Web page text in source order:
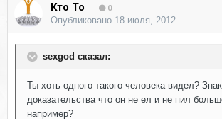
Кто То 0
Опубликовано 18 июля, 2012
sexgod сказал:
Ты хоть одного такого человека видел?
доказательства что он не ел и не пил
например?